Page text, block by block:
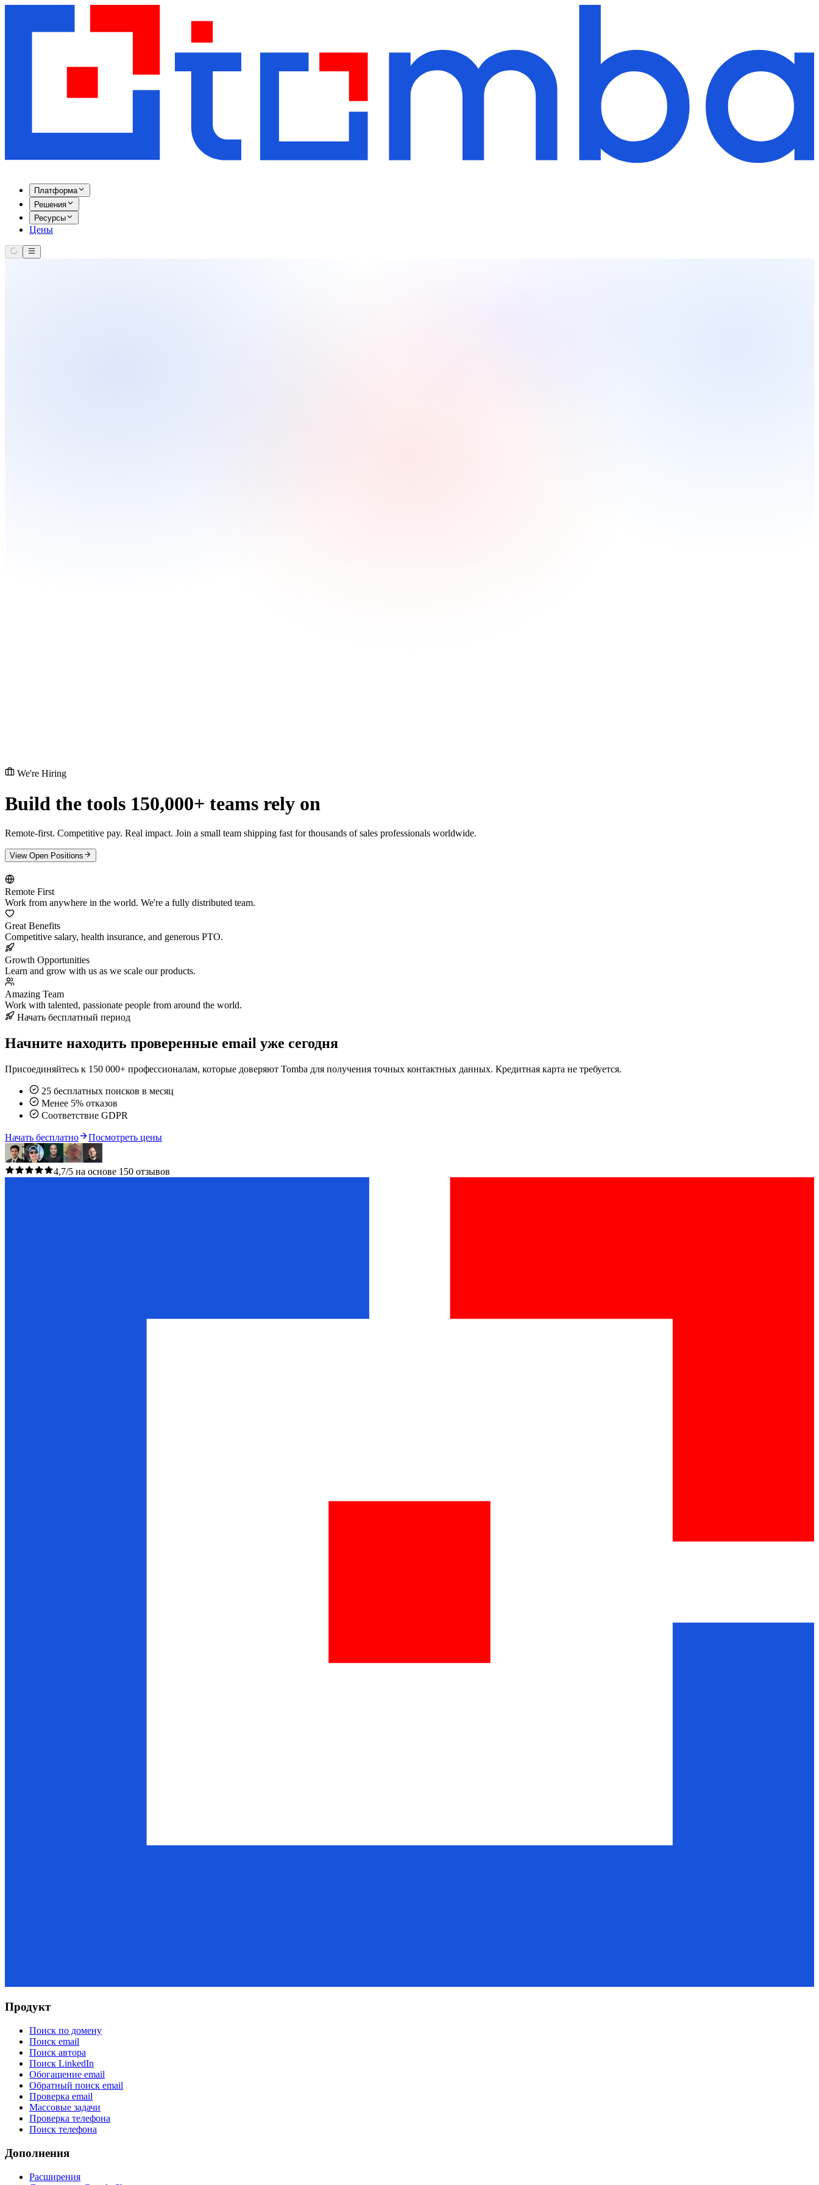
Платформа
Решения
Ресурсы
Цены
We're Hiring
Build the tools 150,000+ teams rely on
Remote-first. Competitive pay. Real impact. Join a small team shipping fast for thousands of sales professionals worldwide.
View Open Positions
Remote First
Work from anywhere in the world. We're a fully distributed team.
Great Benefits
Competitive salary, health insurance, and generous PTO.
Growth Opportunities
Learn and grow with us as we scale our products.
Amazing Team
Work with talented, passionate people from around the world.
Начать бесплатный период
Начните находить проверенные email уже сегодня
Присоединяйтесь к 150 000+ профессионалам, которые доверяют Tomba для получения точных контактных данных. Кредитная карта не требуется.
25 бесплатных поисков в месяц
Менее 5% отказов
Соответствие GDPR
Начать бесплатно Посмотреть цены
4,7/5 на основе 150 отзывов
Продукт
Поиск по домену
Поиск email
Поиск автора
Поиск LinkedIn
Обогащение email
Обратный поиск email
Проверка email
Массовые задачи
Проверка телефона
Поиск телефона
Дополнения
Расширения